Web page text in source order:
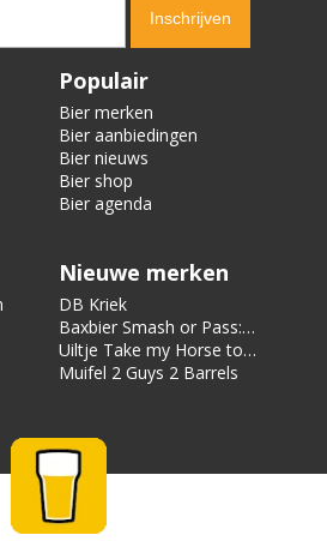
Populair
Bier merken
Bier aanbiedingen
Bier nieuws
Bier shop
Bier agenda
Nieuwe merken
DB Kriek
Baxbier Smash or Pass:
Strata
Uiltje Take my Horse to
the Hotel Room
Muifel 2 Guys 2 Barrels